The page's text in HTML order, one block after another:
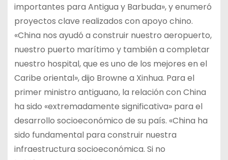
importantes para Antigua y Barbuda», y enumeró
proyectos clave realizados con apoyo chino.
«China nos ayudó a construir nuestro aeropuerto,
nuestro puerto marítimo y también a completar
nuestro hospital, que es uno de los mejores en el
Caribe oriental», dijo Browne a Xinhua. Para el
primer ministro antiguano, la relación con China
ha sido «extremadamente significativa» para el
desarrollo socioeconómico de su país. «China ha
sido fundamental para construir nuestra
infraestructura socioeconómica. Si no